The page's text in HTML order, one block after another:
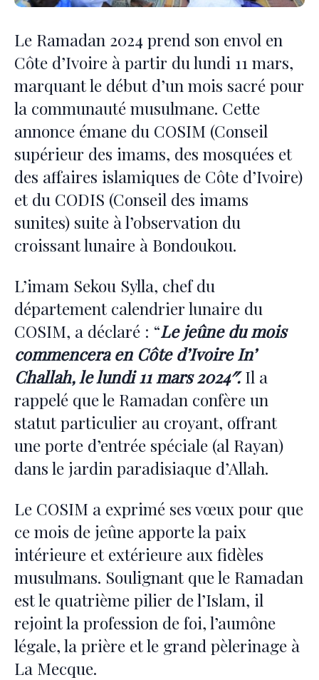
Le Ramadan 2024 prend son envol en
Côte d’Ivoire à partir du lundi 11 mars,
marquant le début d’un mois sacré pour
la communauté musulmane. Cette
annonce émane du COSIM (Conseil
supérieur des imams, des mosquées et
des affaires islamiques de Côte d’Ivoire)
et du CODIS (Conseil des imams
sunites) suite à l’observation du
croissant lunaire à Bondoukou.
L’imam Sekou Sylla, chef du
département calendrier lunaire du
COSIM, a déclaré : “Le jeûne du mois
commencera en Côte d’Ivoire In’
Challah, le lundi 11 mars 2024″. Il a
rappelé que le Ramadan confère un
statut particulier au croyant, offrant
une porte d’entrée spéciale (al Rayan)
dans le jardin paradisiaque d’Allah.
Le COSIM a exprimé ses vœux pour que
ce mois de jeûne apporte la paix
intérieure et extérieure aux fidèles
musulmans. Soulignant que le Ramadan
est le quatrième pilier de l’Islam, il
rejoint la profession de foi, l’aumône
légale, la prière et le grand pèlerinage à
La Mecque.